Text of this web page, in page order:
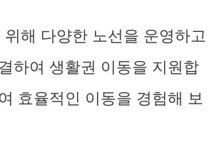
해 다양한 노선을 운영하고
하여 생활권 이동을 지원합
효율적인 이동을 경험해 보